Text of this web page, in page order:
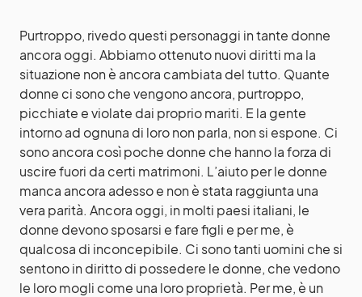
Purtroppo, rivedo questi personaggi in tante donne
ancora oggi. Abbiamo ottenuto nuovi diritti ma la
situazione non è ancora cambiata del tutto. Quante
donne ci sono che vengono ancora, purtroppo,
picchiate e violate dai proprio mariti. E la gente
intorno ad ognuna di loro non parla, non si espone. Ci
sono ancora così poche donne che hanno la forza di
uscire fuori da certi matrimoni. L’aiuto per le donne
manca ancora adesso e non è stata raggiunta una
vera parità. Ancora oggi, in molti paesi italiani, le
donne devono sposarsi e fare figli e per me, è
qualcosa di inconcepibile. Ci sono tanti uomini che si
sentono in diritto di possedere le donne, che vedono
le loro mogli come una loro proprietà. Per me, è un